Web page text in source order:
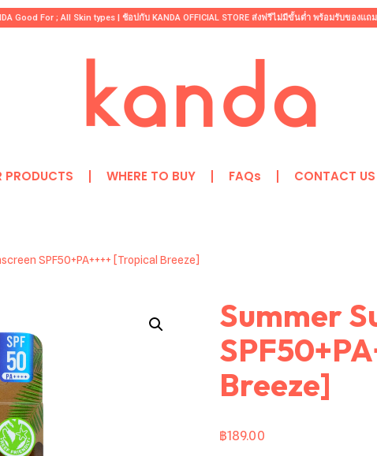
Good For ; All Skin types | ช้อปกับ KANDA OFFICIAL STORE ส่งฟรีไม่มีขั้นต่ำ พร้อมรับของแถ
PRODUCTS WHERE TO BUY FAQs CONTACT US
SPF50+PA++++ [Tropical Breeze]
Summer
Breeze]
฿189.00